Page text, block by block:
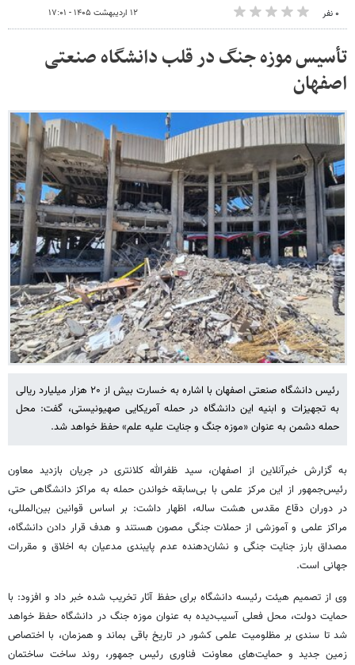
۰ نفر ۱۲ اردیبهشت ۱۴۰۵ - ۱۷:۰۱
‌تأسیس موزه جنگ در قلب دانشگاه صنعتی
اصفهان
رئیس دانشگاه صنعتی اصفهان با اشاره به خسارت بیش از ۲۰ هزار میلیارد ریالی
به تجهیزات و ابنیه این دانشگاه در حمله آمریکایی صهیونیستی، گفت: محل
حمله دشمن به عنوان «موزه جنگ و جنایت علیه علم» حفظ خواهد شد.
‌به گزارش خبرآنلاین از اصفهان، سید ظفرالله کلانتری در جریان بازدید معاون
رئیس‌جمهور از این مرکز علمی با بی‌سابقه خواندن حمله به مراکز دانشگاهی حتی
در دوران دقاع مقدس هشت ساله، اظهار داشت: بر اساس قوانین بین‌المللی،
مراکز علمی و آموزشی از حملات جنگی مصون هستند و هدف قرار دادن دانشگاه،
مصداق بارز جنایت جنگی و نشان‌دهنده عدم پایبندی مدعیان به اخلاق و مقررات
جهانی است.
وی از تصمیم هیئت رئیسه دانشگاه برای حفظ آثار تخریب شده خبر داد و افزود: با
حمایت دولت، محل فعلی آسیب‌دیده به عنوان موزه جنگ در دانشگاه حفظ خواهد
شد تا سندی بر مظلومیت علمی کشور در تاریخ باقی بماند و همزمان، با اختصاص
زمین جدید و حمایت‌های معاونت فناوری رئیس جمهور، روند ساخت ساختمان